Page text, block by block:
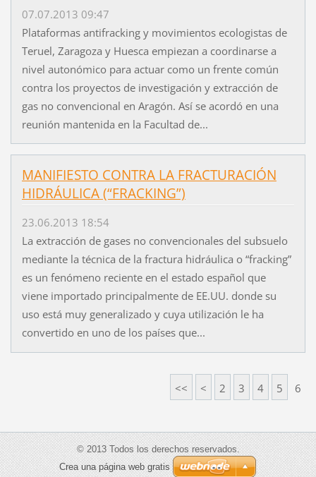
07.07.2013 09:47
Plataformas antifracking y movimientos ecologistas de
Teruel, Zaragoza y Huesca empiezan a coordinarse a
nivel autonómico para actuar como un frente común
contra los proyectos de investigación y extracción de
gas no convencional en Aragón. Así se acordó en una
reunión mantenida en la Facultad de...
MANIFIESTO CONTRA LA FRACTURACIÓN
HIDRÁULICA (“FRACKING”)
23.06.2013 18:54
La extracción de gases no convencionales del subsuelo
mediante la técnica de la fractura hidráulica o “fracking”
es un fenómeno reciente en el estado español que
viene importado principalmente de EE.UU. donde su
uso está muy generalizado y cuya utilización le ha
convertido en uno de los países que...
<< < 2 3 4 5 6
© 2013 Todos los derechos reservados.
Crea una página web gratis